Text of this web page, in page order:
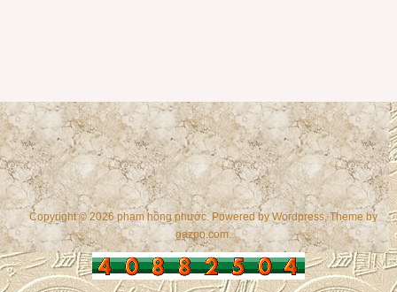
Copyright © 2026 phạm hồng phước. Powered byWordpress, Theme by
gazpo.com.